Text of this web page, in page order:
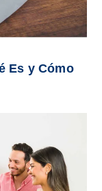
Es y Cómo